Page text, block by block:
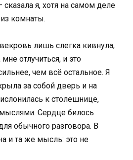
я, хотя на самом деле
комнаты.
лишь слегка кивнула,
отлучиться, и это
чем всё остальное. Я
за собой дверь и на
к столешнице,
Сердце билось
обычного разговора. В
и та же мысль: это не